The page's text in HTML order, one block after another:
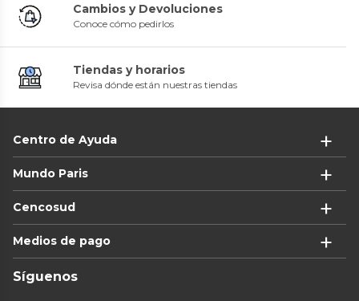
Cambios y Devoluciones
Conoce cómo pedirlos
Tiendas y horarios
Revisa dónde están nuestras tiendas
Centro de Ayuda
Mundo Paris
Cencosud
Medios de pago
Síguenos